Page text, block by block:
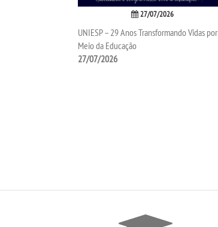
27/07/2026
UNIESP – 29 Anos Transformando Vidas por
Meio da Educação
27/07/2026